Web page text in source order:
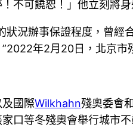
！不可饒恕！」他立刻將
況辦事保證程度，曾經
年2月20日，北京市
國際Wilkhahn殘奧委會
口等冬殘奧會舉行城市